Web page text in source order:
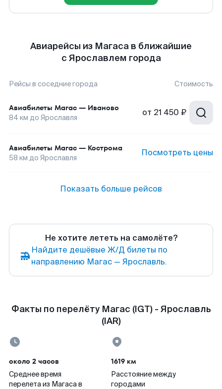
Авиарейсы из Магаса в ближайшие
с Ярославлем города
Рейсы в соседние города Стоимость
Авиабилеты Магас — Иваново
84 км до Ярославля от 21 450 ₽
Авиабилеты Магас — Кострома
58 км до Ярославля Посмотреть цены
Показать больше рейсов
Не хотите лететь на самолёте?
Найдите дешёвые Ж/Д билеты по
направлению Магас — Ярославль.
Факты по перелёту Магас (IGT) - Ярославль
(IAR)
около 2 часов
Среднее время
перелета из Магаса в
1619 км
Расстояние между
городами